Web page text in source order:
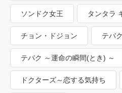
ソンドク女王 タンタラ
チョン・ドジョン テバ
テバク ～運命の瞬間(とき) ～
ドクターズ～恋する気持ち